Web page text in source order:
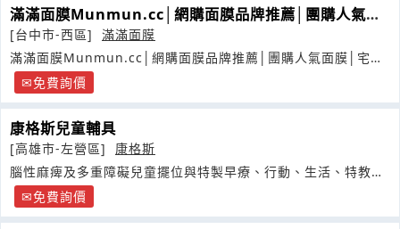
滿滿面膜Munmun.cc│網購面膜品牌推薦│團購人氣面
膜│宅配熱賣面膜介紹
[台中市-西區]
滿滿面膜
滿滿面膜Munmun.cc│網購面膜品牌推薦│團購人氣面膜│宅配
熱賣面膜介紹
免費詢價
康格斯兒童輔具
[高雄市-左營區]
康格斯
腦性麻痺及多重障礙兒童擺位與特製早療、行動、生活、特教輔
具專業服務廠商
免費詢價